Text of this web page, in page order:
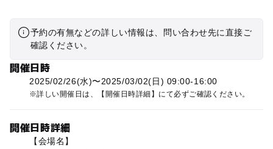
予約の有無などの詳しい情報は、問い合わせ先に直接ご
確認ください。
開催日時
2025/02/26(水)〜2025/03/02(日) 09:00-16:00
詳しい開催日は、【開催日時詳細】にて必ずご確認ください。
開催日時詳細
【会場名】